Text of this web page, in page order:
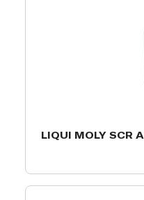
LIQUI MOLY